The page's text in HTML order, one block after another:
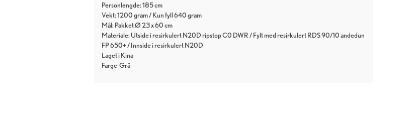
Personlengde: 185 cm
Vekt: 1200 gram / Kun fyll 640 gram
Mål: Pakket Ø 23 x 60 cm
Materiale: Utside i resirkulert N20D ripstop C0 DWR / Fylt med resirkulert RDS 90/10 andedun
FP 650+ / Innside i resirkulert N20D
Laget i Kina
Farge Grå